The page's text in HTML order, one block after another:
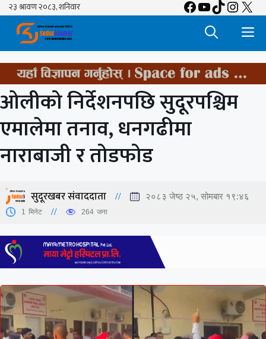
Skip
content
Facebook
YouTube
TikTok
X
ओलीको निर्देशनपछि सुदूरपश्चिम
एमालेमा तनाव, धनगढीमा
नाराबाजी र तोडफोड
सुदूरखबर संवाददाता २०८३ जेष्ठ २५, सोमबार १९:४६
1 मिनेट 264 जना